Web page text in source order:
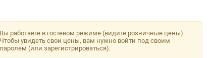
Вы работаете в гостевом режиме (видите розничные цены).
Чтобы увидеть свои цены, вам нужно войти под своим
паролем (или зарегистрироваться).